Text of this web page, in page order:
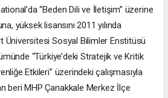
“Beden Dili ve İletişim” üzerine
yüksek lisansını 2011 yılında
Üniversitesi Sosyal Bilimler Enstitüsü
“Türkiye’deki Stratejik ve Kritik
Etkileri” üzerindeki çalışmasıyla
beri MHP Çanakkale Merkez İlçe